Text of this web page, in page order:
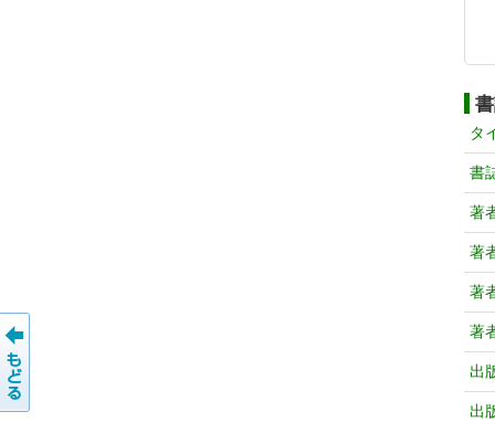
タ
書
著
著
著
著
出
出